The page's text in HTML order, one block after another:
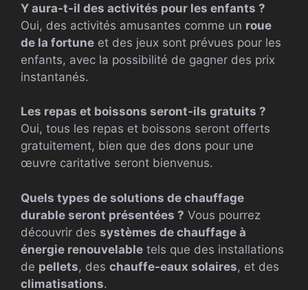
Y aura-t-il des activités pour les enfants ?
Oui, des activités amusantes comme un roue
de la fortune et des jeux sont prévues pour les
enfants, avec la possibilité de gagner des prix
instantanés.
Les repas et boissons seront-ils gratuits ?
Oui, tous les repas et boissons seront offerts
gratuitement, bien que des dons pour une
œuvre caritative seront bienvenus.
Quels types de solutions de chauffage
durable seront présentées ? Vous pourrez
découvrir des systèmes de chauffage à
énergie renouvelable tels que des installations
de pellets, des chauffe-eaux solaires, et des
climatisations.